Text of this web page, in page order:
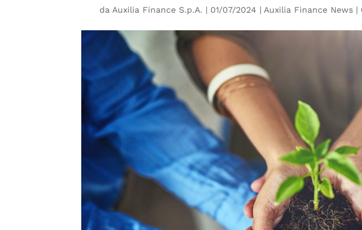
da Auxilia Finance S.p.A. | 01/07/2024 | Auxilia Finance News |